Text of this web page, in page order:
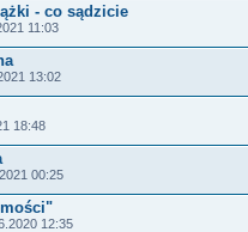
- co sądzicie
11:03
13:02
18:48
00:25
12:35